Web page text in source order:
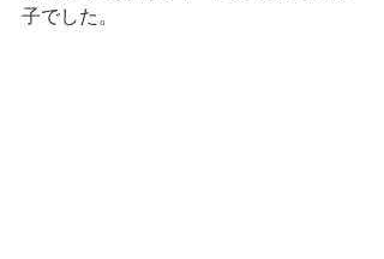
子でした。